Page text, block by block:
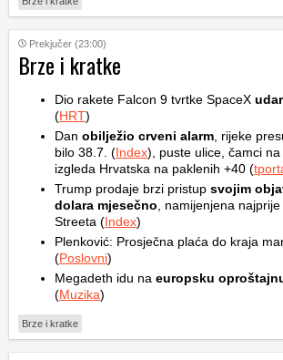
Prekjučer (23:00)
Brze i kratke
Dio rakete Falcon 9 tvrtke SpaceX
(HRT)
Dan obilježio crveni alarm , rijeke
bilo 38.7. (Index), puste ulice, čamci
izgleda Hrvatska na paklenih +40 (
Trump prodaje brzi pristup svojim
dolara mjesečno , namijenjena
Streeta (Index)
Plenković: Prosječna plaća do kraja
(Poslovni)
Megadeth idu na europsku
(Muzika)
Brze i kratke